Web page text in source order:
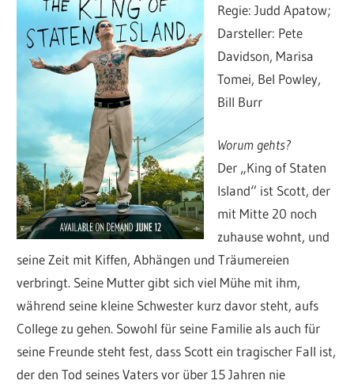
Regie: Judd Apatow;
Darsteller: Pete
Davidson, Marisa
Tomei, Bel Powley,
Bill Burr
Worum gehts?
Der „King of Staten
Island“ ist Scott, der
mit Mitte 20 noch
zuhause wohnt, und
seine Zeit mit Kiffen, Abhängen und Träumereien
verbringt. Seine Mutter gibt sich viel Mühe mit ihm,
während seine kleine Schwester kurz davor steht, aufs
College zu gehen. Sowohl für seine Familie als auch für
seine Freunde steht fest, dass Scott ein tragischer Fall ist,
der den Tod seines Vaters vor über 15 Jahren nie